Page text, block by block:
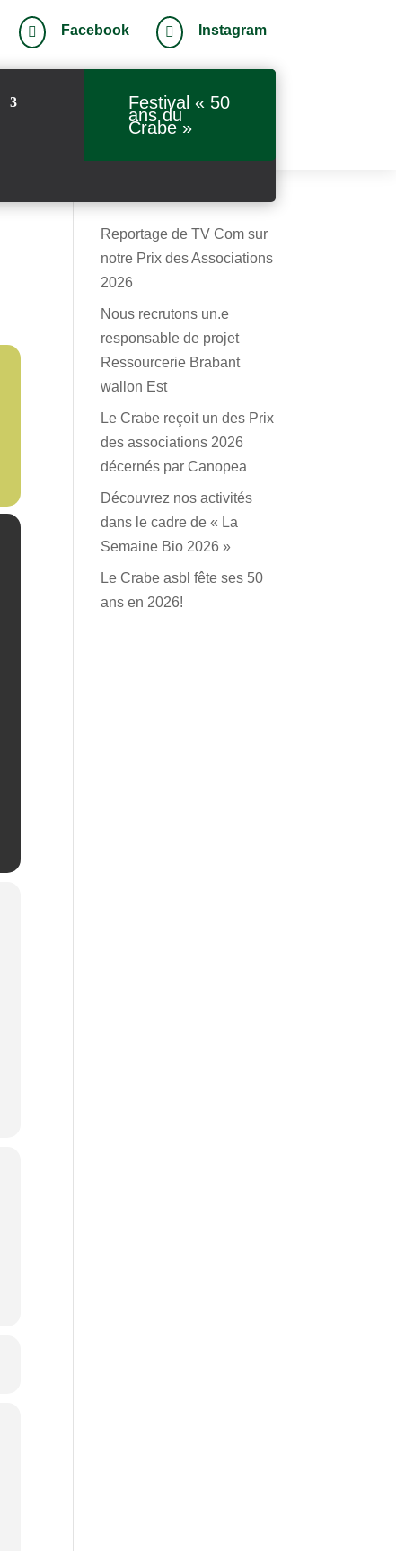
 Facebook  Instagram
Festival « 50
ans du
Crabe »
Reportage de TV Com sur
notre Prix des Associations
2026
Nous recrutons un.e
responsable de projet
Ressourcerie Brabant
wallon Est
Le Crabe reçoit un des Prix
des associations 2026
décernés par Canopea
Découvrez nos activités
dans le cadre de « La
Semaine Bio 2026 »
Le Crabe asbl fête ses 50
ans en 2026!